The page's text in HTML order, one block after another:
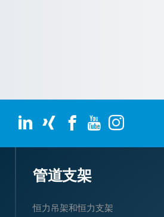
管道支架
恒力吊架和恒力支架